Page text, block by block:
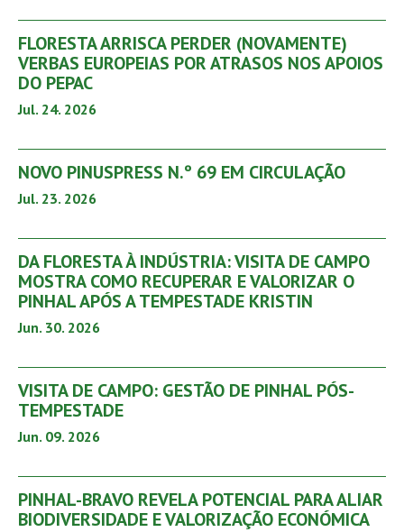
FLORESTA ARRISCA PERDER (NOVAMENTE)
VERBAS EUROPEIAS POR ATRASOS NOS APOIOS
DO PEPAC
Jul. 24. 2026
NOVO PINUSPRESS N.º 69 EM CIRCULAÇÃO
Jul. 23. 2026
DA FLORESTA À INDÚSTRIA: VISITA DE CAMPO
MOSTRA COMO RECUPERAR E VALORIZAR O
PINHAL APÓS A TEMPESTADE KRISTIN
Jun. 30. 2026
VISITA DE CAMPO: GESTÃO DE PINHAL PÓS-
TEMPESTADE
Jun. 09. 2026
PINHAL-BRAVO REVELA POTENCIAL PARA ALIAR
BIODIVERSIDADE E VALORIZAÇÃO ECONÓMICA